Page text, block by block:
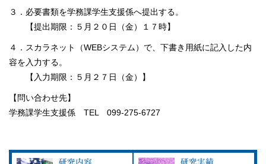
３．必要書類を学務課学生支援係へ提出する。
【提出期限：５月２０日（金）１７時】
４．スカラネット（WEBシステム）で、下書き用紙に記入した内
容を入力する。
【入力期限：５月２７日（金）】
【問い合わせ先】
学務課学生支援係 TEL 099-275-6727